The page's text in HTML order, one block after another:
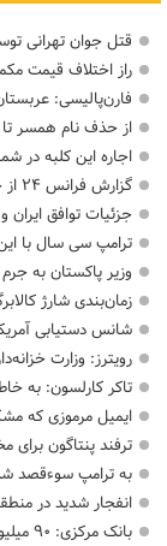
قتل جوان تهرانی
راز اختلاف قیمت
فارن‌پالیسی:
از حذف نام همسر تا
اجاره این کلبه در شمال شبی ۸۱
گزارش فرانس ۲۴ از حمله اسرائیل به عبادتگاه یهودیان در تهران
جزئیات توافق ایران
ترامپ سی سال با
وزیر پاکستان به
زمان‌بندی شارژ
شانس دستیابی آمریکا و
رویترز: وزارت
تاکر کارلسون: به
ایمیل مرموزی که
ترفند پنتاگون برای
به ترامپ سوءقصد شد/ یک فرد ۳۸ ساله
انفجار شدید در
بانک مرکزی: ۹۰ میلیون کیف پول برای ایرانی ها ساخته شد